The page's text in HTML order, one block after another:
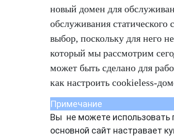
новый домен для
обслуживания
выбор, поскольку для него
который мы рассмотрим
может быть сделано для
как настроить cookieless-
Примечание
Вы не можете использовать
основной сайт настравает